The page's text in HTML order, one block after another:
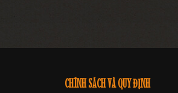
CHÍNH SÁCH VÀ QUY ĐỊNH